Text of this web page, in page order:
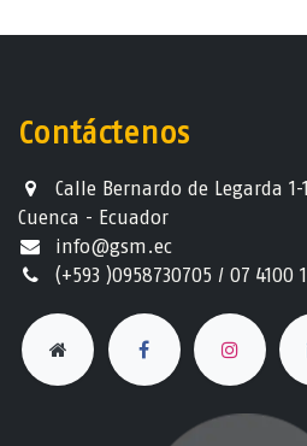
Contáctenos
Calle Bernardo de Legarda
Cuenca - Ecuador
info@gsm.ec​
(+593 )0958730705 / 07 4100